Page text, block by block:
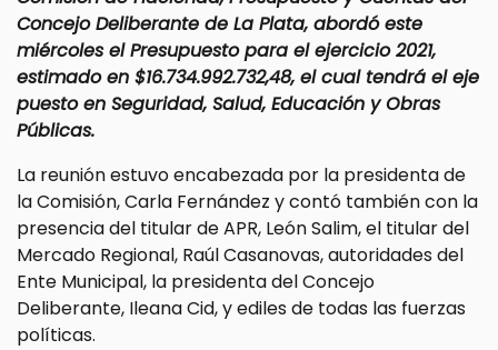
Concejo Deliberante de La Plata, abordó este
miércoles el Presupuesto para el ejercicio 2021,
estimado en $16.734.992.732,48, el cual tendrá el eje
puesto en Seguridad, Salud, Educación y Obras
Públicas.
La reunión estuvo encabezada por la presidenta de
la Comisión, Carla Fernández y contó también con la
presencia del titular de APR, León Salim, el titular del
Mercado Regional, Raúl Casanovas, autoridades del
Ente Municipal, la presidenta del Concejo
Deliberante, Ileana Cid, y ediles de todas las fuerzas
políticas.